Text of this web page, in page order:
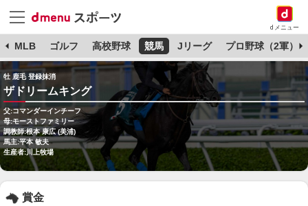
dメニュー
MLB ゴルフ 高校野球 競馬 Jリーグ プロ野球（2軍）
牡 鹿毛 登録抹消
ザドリームキング
父:コマンダーインチーフ
母:モーストファミリー
調教師:根本 康広 (美浦)
馬主:平本 敏夫
生産者:川上牧場
賞金